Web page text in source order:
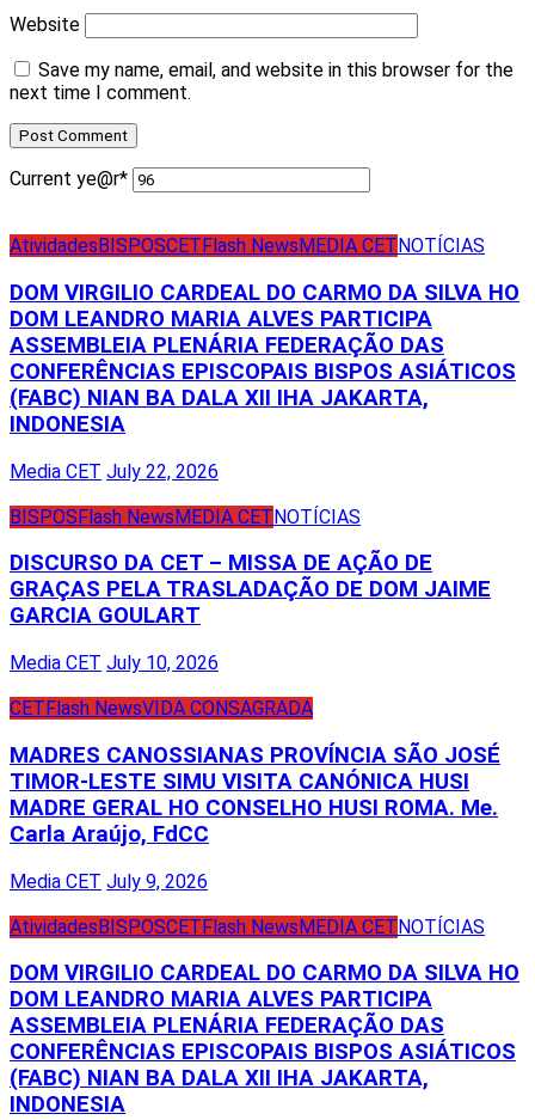
Website
Save my name, email, and website in this browser for the
next time I comment.
Current ye@r*
Atividades BISPOSCET Flash News MEDIA CET NOTÍCIAS
DOM VIRGILIO CARDEAL DO CARMO DA SILVA HO
DOM LEANDRO MARIA ALVES PARTICIPA
ASSEMBLEIA PLENÁRIA FEDERAÇÃO DAS
CONFERÊNCIAS EPISCOPAIS BISPOS ASIÁTICOS
(FABC) NIAN BA DALA XII IHA JAKARTA,
INDONESIA
Media CET July 22, 2026
BISPOSFlash NewsMEDIA CETNOTÍCIAS
DISCURSO DA CET – MISSA DE AÇÃO DE
GRAÇAS PELA TRASLADAÇÃO DE DOM JAIME
GARCIA GOULART
Media CET July 10, 2026
CETFlash NewsVIDA CONSAGRADA
MADRES CANOSSIANAS PROVÍNCIA SÃO JOSÉ
TIMOR-LESTE SIMU VISITA CANÓNICA HUSI
MADRE GERAL HO CONSELHO HUSI ROMA. Me.
Carla Araújo, FdCC
Media CET July 9, 2026
AtividadesBISPOSCETFlash NewsMEDIA CETNOTÍCIAS
DOM VIRGILIO CARDEAL DO CARMO DA SILVA HO
DOM LEANDRO MARIA ALVES PARTICIPA
ASSEMBLEIA PLENÁRIA FEDERAÇÃO DAS
CONFERÊNCIAS EPISCOPAIS BISPOS ASIÁTICOS
(FABC) NIAN BA DALA XII IHA JAKARTA,
INDONESIA